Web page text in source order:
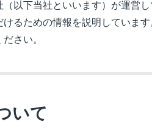
以下当社といいます）が運営
るための情報を説明しています
さい。
いて